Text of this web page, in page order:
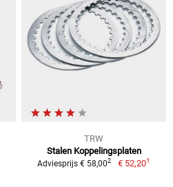
TRW
Stalen Koppelingsplaten
Adviesprijs € 58,002 € 52,201